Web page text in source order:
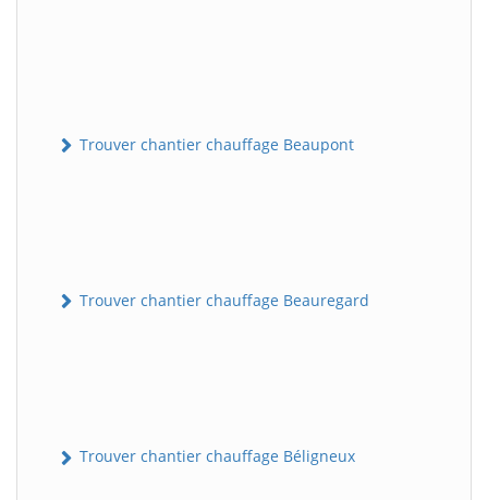
Trouver chantier chauffage Beaupont
Trouver chantier chauffage Beauregard
Trouver chantier chauffage Béligneux